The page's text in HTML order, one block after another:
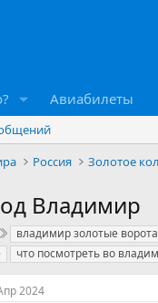
Авиабилеты
Россия Золотое
Владимир
Т
е
г
владимир золотые ворота
что посмотреть во
2024